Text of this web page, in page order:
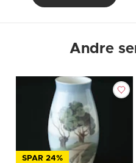
Andre
SPAR 24%